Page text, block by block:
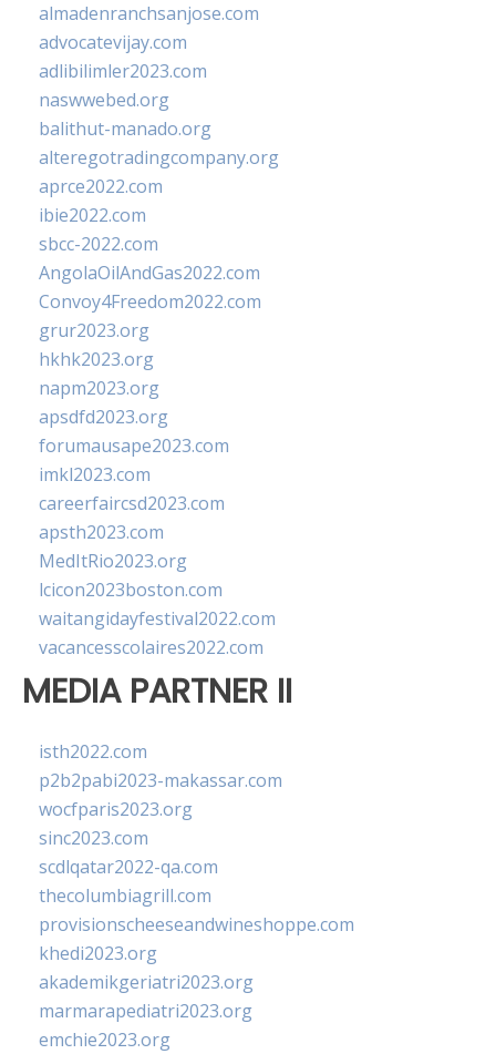
almadenranchsanjose.com
advocatevijay.com
adlibilimler2023.com
naswwebed.org
balithut-manado.org
alteregotradingcompany.org
aprce2022.com
ibie2022.com
sbcc-2022.com
AngolaOilAndGas2022.com
Convoy4Freedom2022.com
grur2023.org
hkhk2023.org
napm2023.org
apsdfd2023.org
forumausape2023.com
imkl2023.com
careerfaircsd2023.com
apsth2023.com
MedItRio2023.org
lcicon2023boston.com
waitangidayfestival2022.com
vacancesscolaires2022.com
MEDIA PARTNER II
isth2022.com
p2b2pabi2023-makassar.com
wocfparis2023.org
sinc2023.com
scdlqatar2022-qa.com
thecolumbiagrill.com
provisionscheeseandwineshoppe.com
khedi2023.org
akademikgeriatri2023.org
marmarapediatri2023.org
emchie2023.org